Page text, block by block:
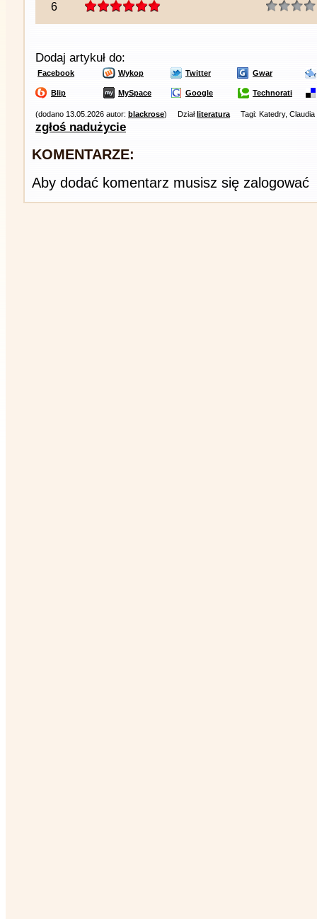
6
Dodaj artykuł do:
Facebook Wykop Twitter Gwar
Blip MySpace Google Technorati
(dodano 13.05.2026 autor: blackrose) Działliteratura Tagi: Katedry, Claudia
zgłoś nadużycie
KOMENTARZE:
Aby dodać komentarz musisz się zalogować